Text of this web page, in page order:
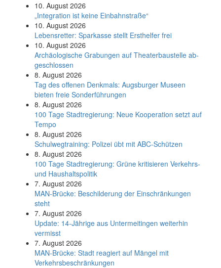
10. August 2026
„Integration ist keine Einbahnstraße“
10. August 2026
Le­bens­ret­ter: Spar­kas­se stellt Erst­hel­fer frei
10. August 2026
Ar­chäo­lo­gi­sche Gra­bun­gen auf Thea­ter­bau­stel­le ab­
ge­schlos­sen
8. August 2026
Tag des offenen Denkmals: Augsburger Museen
bieten freie Sonderführungen
8. August 2026
100 Tage Stadtregierung: Neue Kooperation setzt auf
Tempo
8. August 2026
Schul­weg­trai­ning: Poli­zei übt mit ABC-Schüt­zen
8. August 2026
100 Tage Stadtregierung: Grüne kritisieren Verkehrs-
und Haushaltspolitik
7. August 2026
MAN-Brücke: Beschilderung der Einschränkungen
steht
7. August 2026
Update: 14-Jährige aus Untermeitingen weiterhin
vermisst
7. August 2026
MAN-Brücke: Stadt reagiert auf Mängel mit
Verkehrsbeschränkungen